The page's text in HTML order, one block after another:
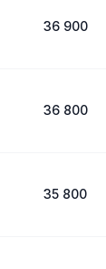
36 900
36 800
35 800